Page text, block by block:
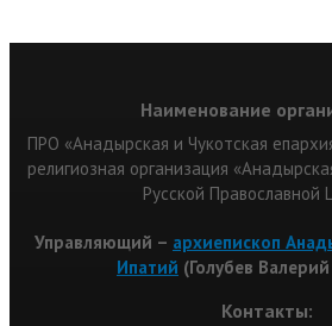
Наименование
ПРО «Анадырская и Чукотская
религиозная организация
Русской Православной
Управляющий – архиепископ
Ипатий (Голубев
Контакты: